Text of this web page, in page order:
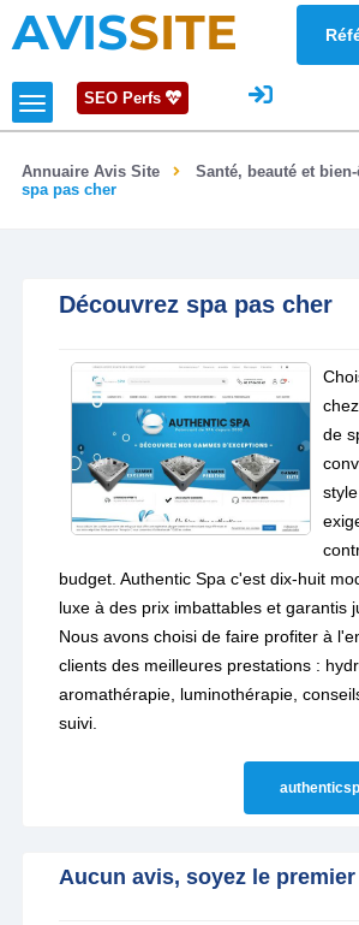
AVISSITE
SEO Perfs
Annuaire Avis Site
Santé, beauté et
spa pas cher
Découvrez spa pas cher
de
budget. Authentic Spa c'est dix-huit
luxe à des prix imbattables et garantis
Nous avons choisi de faire profiter à
clients des meilleures prestations :
aromathérapie, luminothérapie,
suivi.
Aucun avis, soyez le premier